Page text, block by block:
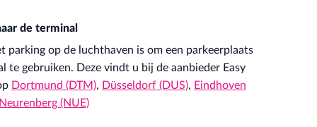
de terminal
parking op de luchthaven is om een parkeerplaats
te gebruiken. Deze vindt u bij de aanbieder Easy
Dortmund (DTM), Düsseldorf (DUS), Eindhoven
Neurenberg (NUE)